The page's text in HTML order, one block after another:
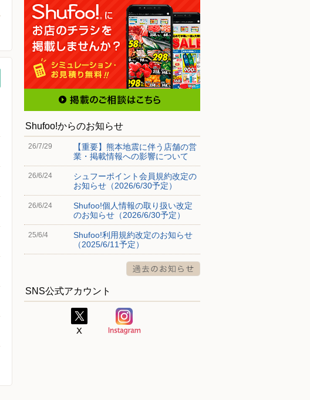
Shufoo!からのお知らせ
26/7/29
【重要】熊本地震に伴う店舗の営
業・掲載情報への影響について
26/6/24
シュフーポイント会員規約改定の
お知らせ（2026/6/30予定）
26/6/24
Shufoo!個人情報の取り扱い改定
のお知らせ（2026/6/30予定）
25/6/4
Shufoo!利用規約改定のお知らせ
（2025/6/11予定）
SNS公式アカウント